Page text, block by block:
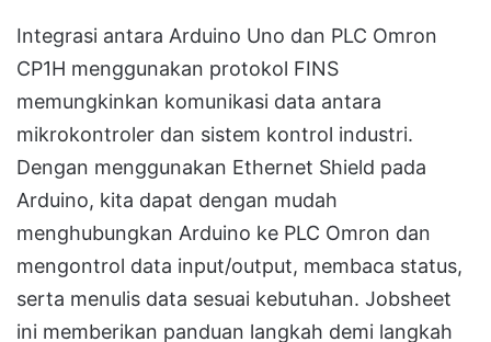
Integrasi antara Arduino Uno dan PLC Omron
CP1H menggunakan protokol FINS
memungkinkan komunikasi data antara
mikrokontroler dan sistem kontrol industri.
Dengan menggunakan Ethernet Shield pada
Arduino, kita dapat dengan mudah
menghubungkan Arduino ke PLC Omron dan
mengontrol data input/output, membaca status,
serta menulis data sesuai kebutuhan. Jobsheet
ini memberikan panduan langkah demi langkah